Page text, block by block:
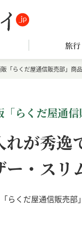
旅行
「らくだ屋通信販売部」商品
「らくだ屋通
れが秀逸
・スリ
らくだ屋通信販売部